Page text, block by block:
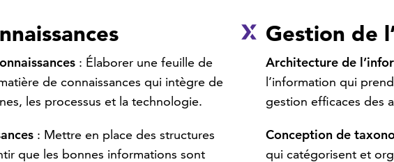
: Élaborer une feuille de
de connaissances qui intègre de
les processus et la technologie.
: Mettre en place des structures
que les bonnes informations sont
Gestion de
Architecture de
l’information qui
gestion efficaces des
Conception de
qui catégorisent et